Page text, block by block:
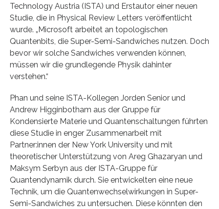
Technology Austria (ISTA) und Erstautor einer neuen
Studie, die in Physical Review Letters veröffentlicht
wurde. „Microsoft arbeitet an topologischen
Quantenbits, die Super-Semi-Sandwiches nutzen. Doch
bevor wir solche Sandwiches verwenden können,
müssen wir die grundlegende Physik dahinter
verstehen.“
Phan und seine ISTA-Kollegen Jorden Senior und
Andrew Higginbotham aus der Gruppe für
Kondensierte Materie und Quantenschaltungen führten
diese Studie in enger Zusammenarbeit mit
Partner:innen der New York University und mit
theoretischer Unterstützung von Areg Ghazaryan und
Maksym Serbyn aus der ISTA-Gruppe für
Quantendynamik durch. Sie entwickelten eine neue
Technik, um die Quantenwechselwirkungen in Super-
Semi-Sandwiches zu untersuchen. Diese könnten den